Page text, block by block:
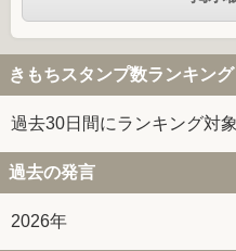
きもちスタンプ数ランキング
過去30日間にランキング対
過去の発言
2026年